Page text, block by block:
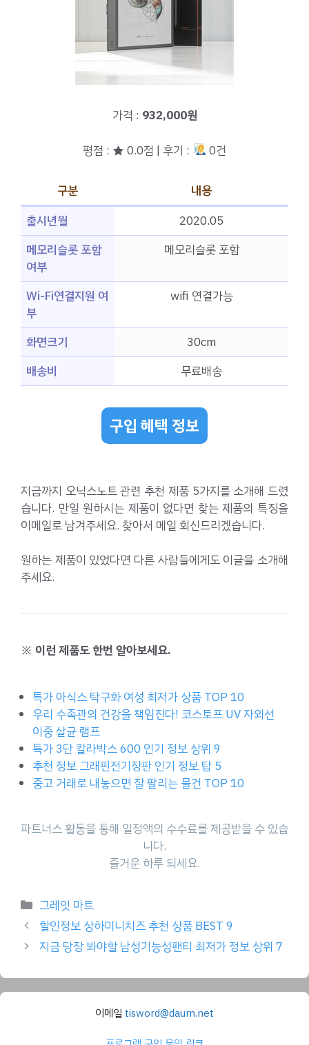
가격 : 932,000원
평점 : ★ 0.0점 | 후기 : 0건
구분
내용
출시년월
2020.05
메모리슬롯 포함
여부
메모리슬롯 포함
Wi-Fi연결지원 여
부
wifi 연결가능
화면크기
30cm
배송비
무료배송
구입 혜택 정보
지금까지 오닉스노트 관련 추천 제품 5가지를 소개해 드렸
습니다. 만일 원하시는 제품이 없다면 찾는 제품의 특징을
이메일로 남겨주세요. 찾아서 메일 회신드리겠습니다.
원하는 제품이 있었다면 다른 사람들에게도 이글을 소개해
주세요.
※ 이런 제품도 한번 알아보세요.
특가 아식스 탁구화 여성 최저가 상품 TOP 10
우리 수족관의 건강을 책임진다! 코스토프 UV 자외선
이중 살균 램프
특가 3단 칼라박스 600 인기 정보 상위 9
추천 정보 그래핀전기장판 인기 정보 탑 5
중고 거래로 내놓으면 잘 팔리는 물건 TOP 10
파트너스 활동을 통해 일정액의 수수료를 제공받을 수 있습
니다.
즐거운 하루 되세요.
Categories
그레잇 마트
할인정보 상하미니치즈 추천 상품 BEST 9
지금 당장 봐야할 남성기능성팬티 최저가 정보 상위 7
이메일 tisword@daum.net